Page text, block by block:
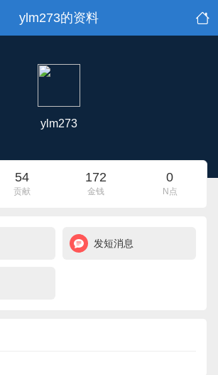
ylm273的资料
ylm273
54
贡献
172
金钱
0
N点
发短消息